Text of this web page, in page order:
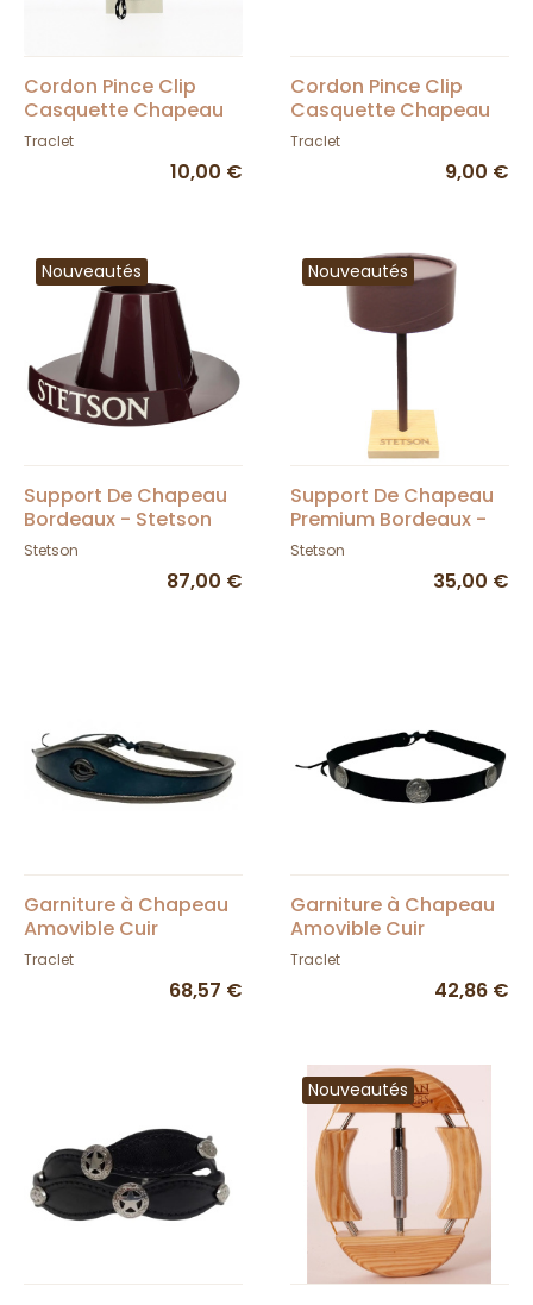
Cordon Pince Clip
Casquette Chapeau
Anti Vent en Plein Air -
Traclet
10,00 €
Cordon Pince Clip
Casquette Chapeau
Anti Vent en Plein Air -
Traclet
9,00 €
Nouveautés
Support De Chapeau
Bordeaux - Stetson
Stetson
87,00 €
Nouveautés
Support De Chapeau
Premium Bordeaux -
Stetson
Stetson
35,00 €
Garniture à Chapeau
Amovible Cuir
Véritable Style Eye
Traclet
68,57 €
Garniture à Chapeau
Amovible Cuir
Véritable Concho -
Style Buffalo Noir
Traclet
42,86 €
Nouveautés